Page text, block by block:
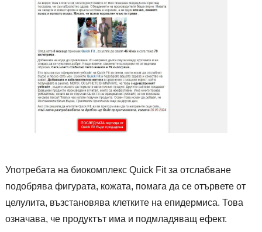
Употребата на биокомплекс Quick Fit за отслабване
подобрява фигурата, кожата, помага да се отървете от
целулита, възстановява клетките на епидермиса. Това
означава, че продуктът има и подмладяващ ефект.